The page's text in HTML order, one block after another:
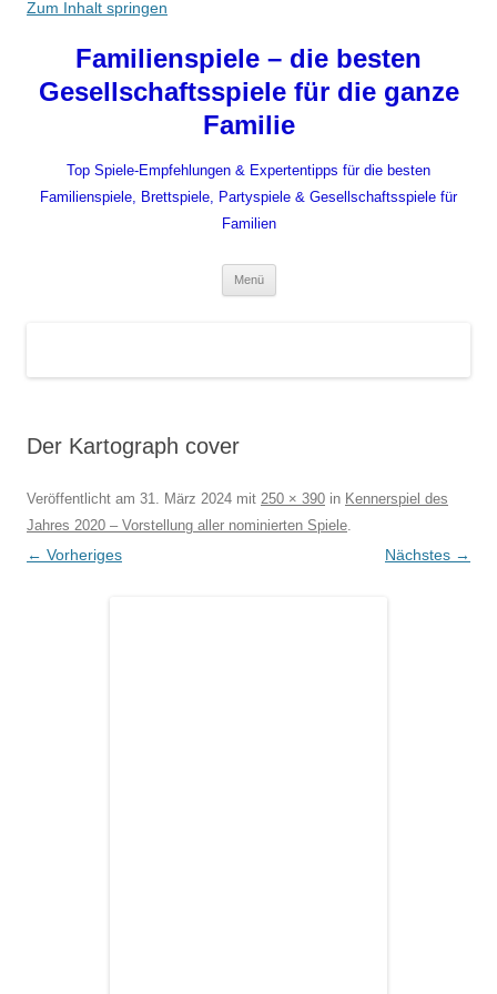
Zum Inhalt springen
Familienspiele – die besten
Gesellschaftsspiele für die ganze
Familie
Top Spiele-Empfehlungen & Expertentipps für die besten
Familienspiele, Brettspiele, Partyspiele & Gesellschaftsspiele für
Familien
Menü
Der Kartograph cover
Veröffentlicht am 31. März 2024 mit 250 × 390 in Kennerspiel des
Jahres 2020 – Vorstellung aller nominierten Spiele.
← Vorheriges Nächstes →